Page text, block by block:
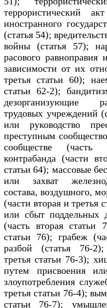
террористический
иностранного
(статья 54);
войны (статья 57);
расового равноправия
зависимости от их
третья статьи 60);
статьи 62-2);
дезорганизующие
трудовых учреждений
или руководство
преступным
сообществе (часть
контрабанда (части
статьи 64); массовые
или захват
состава, воздушного,
(части вторая и третья
или сбыт поддельных
(часть вторая статьи
статьи 76); грабеж
разбой (статья 76-
третья статьи 76-3);
путем присвоения
злоупотребления
третья статьи 76-4);
статьи 76-7);